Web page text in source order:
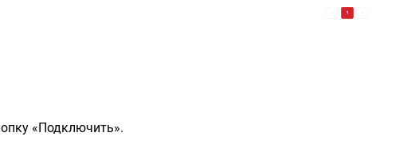
«Подключить».